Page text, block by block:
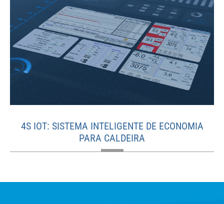
4S IOT: SISTEMA INTELIGENTE DE ECONOMIA
PARA CALDEIRA